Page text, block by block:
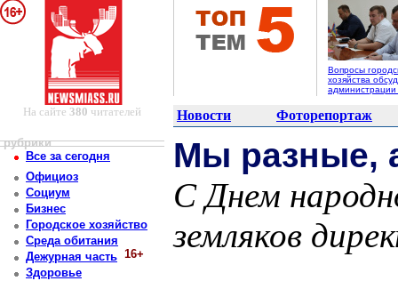
Вопросы
хозяйства
На сайте 380 читателей Новости Фоторепортаж
рубрики
Все за сегодня
Официоз
Социум
Бизнес
Городское хозяйство
Среда обитания
Дежурная часть 16+
Здоровье
Мы разные,
С Днем
земляков